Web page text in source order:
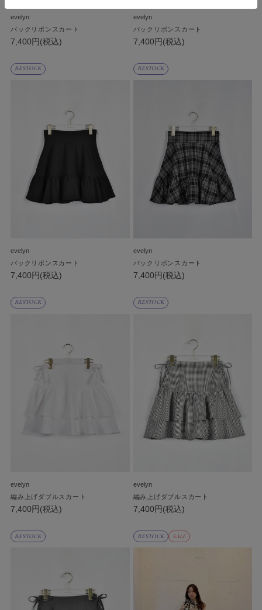
evelyn
バックリボンスカート
7,400円(税込)
evelyn
バックリボンスカート
7,400円(税込)
RESTOCK
evelyn
バックリボンスカート
7,400円(税込)
RESTOCK
evelyn
バックリボンスカート
7,400円(税込)
RESTOCK
evelyn
編み上げダブルスカート
7,400円(税込)
RESTOCK
evelyn
編み上げダブルスカート
7,400円(税込)
RESTOCK RESTOCK SALE